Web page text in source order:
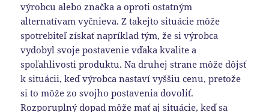
výrobcu alebo značka a oproti ostatným
alternatívam vyčnieva. Z takejto situácie môže
spotrebiteľ získať napríklad tým, že si výrobca
vydobyl svoje postavenie vďaka kvalite a
spoľahlivosti produktu. Na druhej strane môže dôjsť
k situácii, keď výrobca nastaví vyššiu cenu, pretože
si to môže zo svojho postavenia dovoliť.
Rozporuplný dopad môže mať aj situácie, keď sa